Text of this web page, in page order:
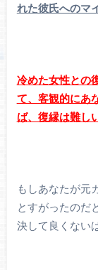
れた彼氏へのマ
冷めた女性との
て、客観的にあ
ば、復縁は難し
もしあなたが元
とすがったのだ
決して良くない